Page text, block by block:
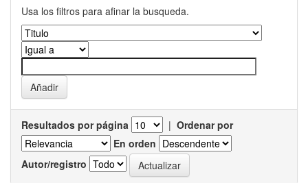
Usa los filtros para afinar la busqueda.
Resultados por página | Ordenar por
En orden
Autor/registro